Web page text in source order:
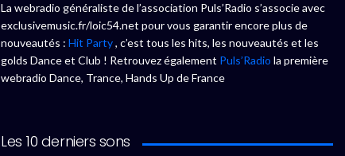
La webradio généraliste de l’association Puls’Radio s’associe avec
exclusivemusic.fr/loic54.net pour vous garantir encore plus de
nouveautés : Hit Party, c’est tous les hits, les nouveautés et les
golds Dance et Club ! Retrouvez également Puls’Radio la première
webradio Dance, Trance, Hands Up de France
Les 10 derniers sons